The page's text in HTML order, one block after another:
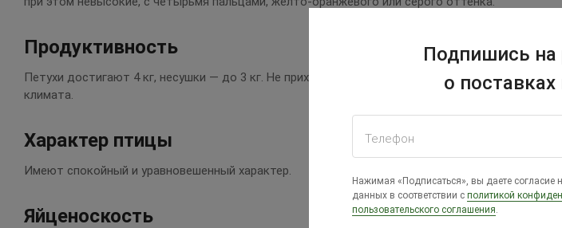
Продуктивность
Петухи достигают 4 кг, несушки — до 3 кг. Не прихотливы к еде, мясо и яйца данной породы
климата.
Характер птицы
Имеют спокойный и уравновешенный характер.
Яйценоскость
Подпишись на
о поставках
Телефон
Нажимая «Подписаться», вы даете согласие
данных в соответствии с политикой
пользовательского соглашения.